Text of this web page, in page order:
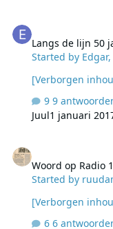
Langs de lijn 50
Started by Edgar,
[Verborgen
9
Juul1 januari
Woord op Radio 1
Started by
[Verborgen
6